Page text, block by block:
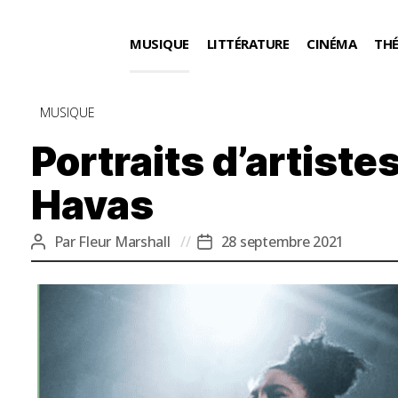
MUSIQUE LITTÉRATURE CINÉMA
Catégories
MUSIQUE
Portraits
Havas
Auteur
de
l’article
Par Fleur Marshall
Date
de
28 septembre 2021